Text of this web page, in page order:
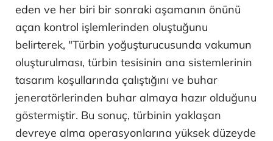
eden ve her biri bir sonraki aşamanın önünü
açan kontrol işlemlerinden oluştuğunu
belirterek, "Türbin yoğuşturucusunda vakumun
oluşturulması, türbin tesisinin ana sistemlerinin
tasarım koşullarında çalıştığını ve buhar
jeneratörlerinden buhar almaya hazır olduğunu
göstermiştir. Bu sonuç, türbinin yaklaşan
devreye alma operasyonlarına yüksek düzeyde